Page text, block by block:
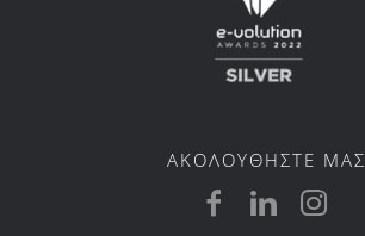
ΑΚΟΛΟΥΘΗΣΤΕ ΜΑΣ